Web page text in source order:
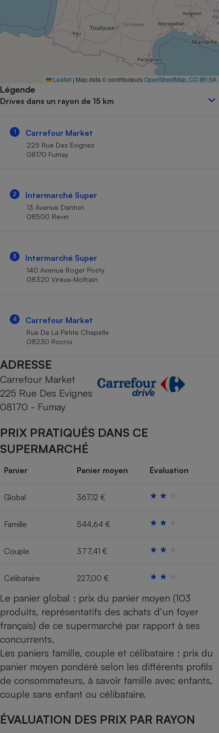
Leaflet | Map data © contributeursOpenStreetMap CC-BY-SA
Légende
Drives dans un rayon de 15 km
1 Carrefour Market
225 Rue Des Evignes
08170 Fumay
2 Intermarché Super
13 Avenue Danton
08500 Revin
3 Intermarché Super
140 Avenue Roger Posty
08320 Vireux-Molhain
4 Carrefour Market
Rue De La Petite Chapelle
08230 Rocroi
ADRESSE
Carrefour Market
225 Rue Des Evignes
08170 - Fumay
PRIX PRATIQUÉS DANS CE
SUPERMARCHÉ
Panier Panier moyen Évaluation
Global 367,12 €
Famille 544,64 €
Couple 377,41 €
Célibataire 227,00 €
Le panier global : prix du panier moyen (103
produits, représentatifs des achats d’un foyer
français) de ce supermarché par rapport à ses
concurrents.
Les paniers famille, couple et célibataire : prix du
panier moyen pondéré selon les différents profils
de consommateurs, à savoir famille avec enfants,
couple sans enfant ou célibataire.
ÉVALUATION DES PRIX PAR RAYON
Complément
alimentaire
Assurance emprunteur
Petit électroménager -
Robot ménager
Mutuelle